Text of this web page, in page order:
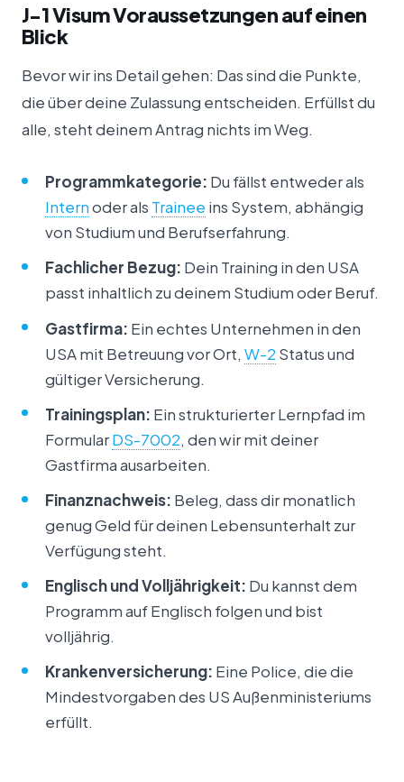
J-1 Visum Voraussetzungen auf einen
Blick
Bevor wir ins Detail gehen: Das sind die Punkte,
die über deine Zulassung entscheiden. Erfüllst du
alle, steht deinem Antrag nichts im Weg.
Programmkategorie: Du fällst entweder als
Internoder als Trainee ins System, abhängig
von Studium und Berufserfahrung.
Fachlicher Bezug: Dein Training in den USA
passt inhaltlich zu deinem Studium oder Beruf.
Gastfirma: Ein echtes Unternehmen in den
USA mit Betreuung vor Ort, W-2 Status und
gültiger Versicherung.
Trainingsplan: Ein strukturierter Lernpfad im
FormularDS-7002, den wir mit deiner
Gastfirma ausarbeiten.
Finanznachweis: Beleg, dass dir monatlich
genug Geld für deinen Lebensunterhalt zur
Verfügung steht.
Englisch und Volljährigkeit: Du kannst dem
Programm auf Englisch folgen und bist
volljährig.
Krankenversicherung: Eine Police, die die
Mindestvorgaben des US Außenministeriums
erfüllt.